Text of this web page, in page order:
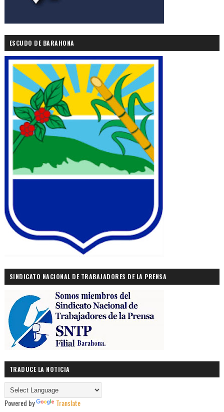
ESCUDO DE BARAHONA
SINDICATO NACIONAL DE TRABAJADORES DE LA PRENSA
TRADUCE LA NOTICIA
Powered by Translate